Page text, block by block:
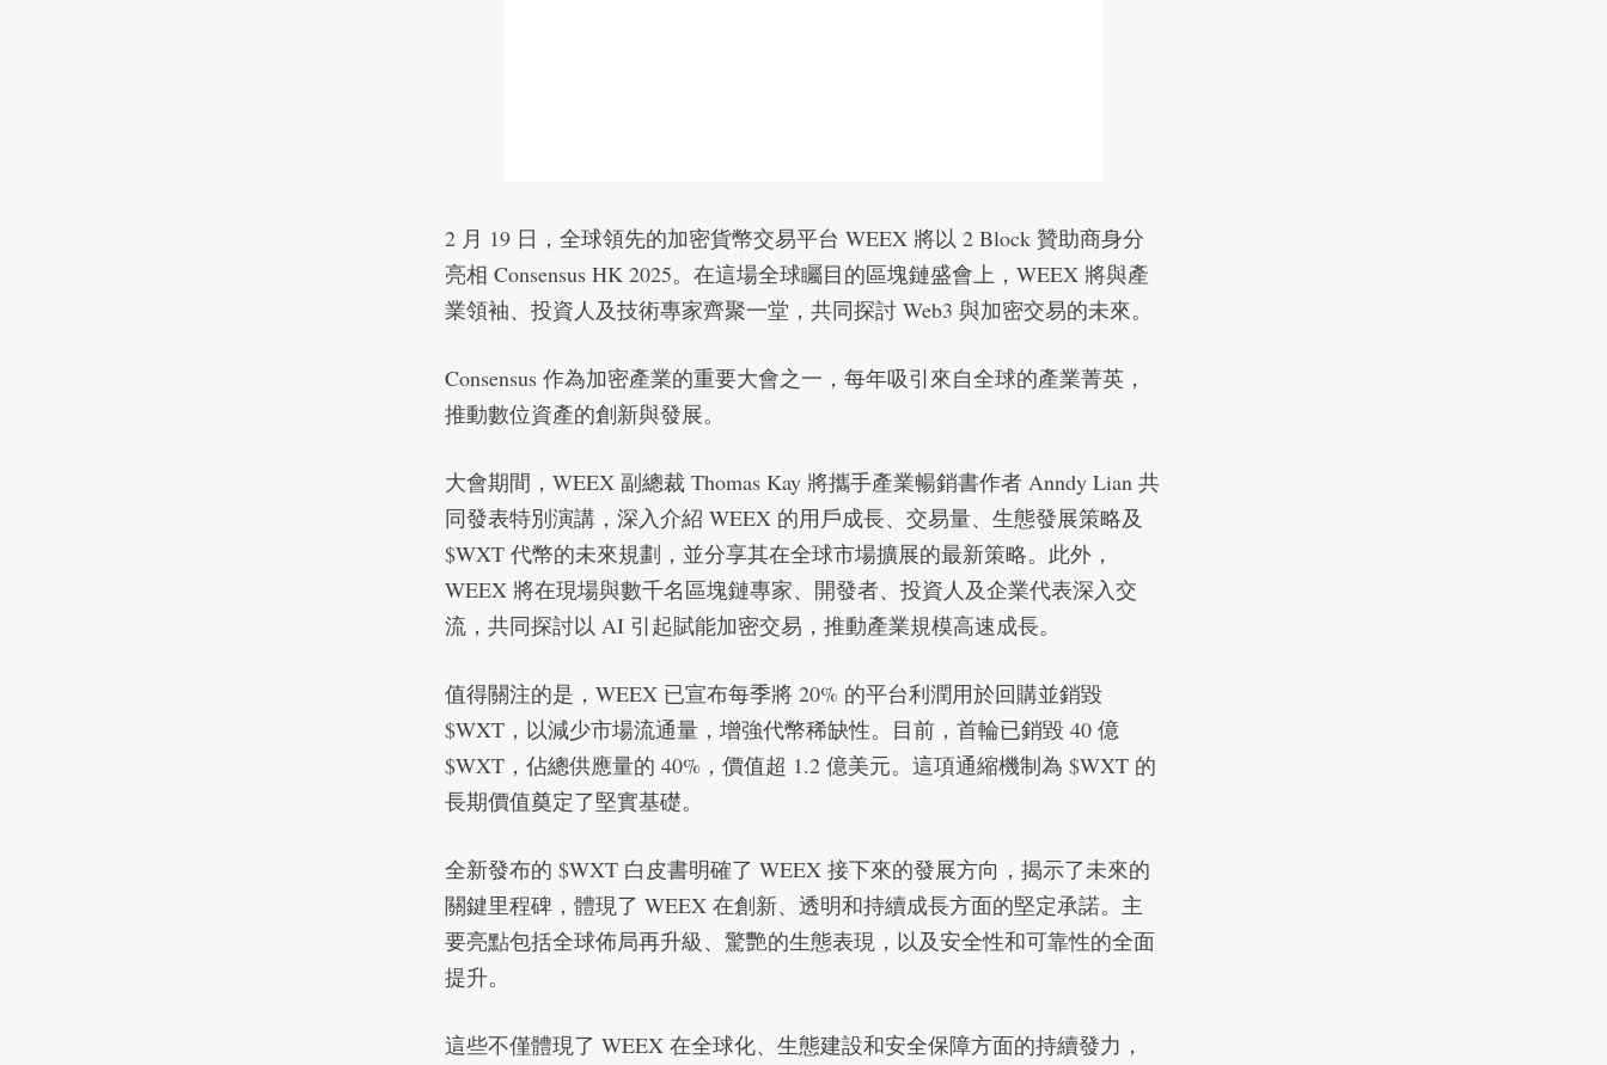
2 月 19 日，全球領先的加密貨幣交易平台 WEEX 將以 2 Block 贊助商身分
亮相 Consensus HK 2025。在這場全球矚目的區塊鏈盛會上，WEEX 將與產
業領袖、投資人及技術專家齊聚一堂，共同探討 Web3 與加密交易的未來。
Consensus 作為加密產業的重要大會之一，每年吸引來自全球的產業菁英，
推動數位資產的創新與發展。
大會期間，WEEX 副總裁 Thomas Kay 將攜手產業暢銷書作者 Anndy Lian 共
同發表特別演講，深入介紹 WEEX 的用戶成長、交易量、生態發展策略及
$WXT 代幣的未來規劃，並分享其在全球市場擴展的最新策略。此外，
WEEX 將在現場與數千名區塊鏈專家、開發者、投資人及企業代表深入交
流，共同探討以 AI 引起賦能加密交易，推動產業規模高速成長。
值得關注的是，WEEX 已宣布每季將 20% 的平台利潤用於回購並銷毀
$WXT，以減少市場流通量，增強代幣稀缺性。目前，首輪已銷毀 40 億
$WXT，佔總供應量的 40%，價值超 1.2 億美元。這項通縮機制為 $WXT 的
長期價值奠定了堅實基礎。
全新發布的 $WXT 白皮書明確了 WEEX 接下來的發展方向，揭示了未來的
關鍵里程碑，體現了 WEEX 在創新、透明和持續成長方面的堅定承諾。主
要亮點包括全球佈局再升級、驚艷的生態表現，以及安全性和可靠性的全面
提升。
這些不僅體現了 WEEX 在全球化、生態建設和安全保障方面的持續發力，